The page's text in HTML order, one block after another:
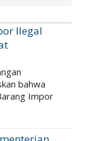
Ilegal
bahwa
Impor